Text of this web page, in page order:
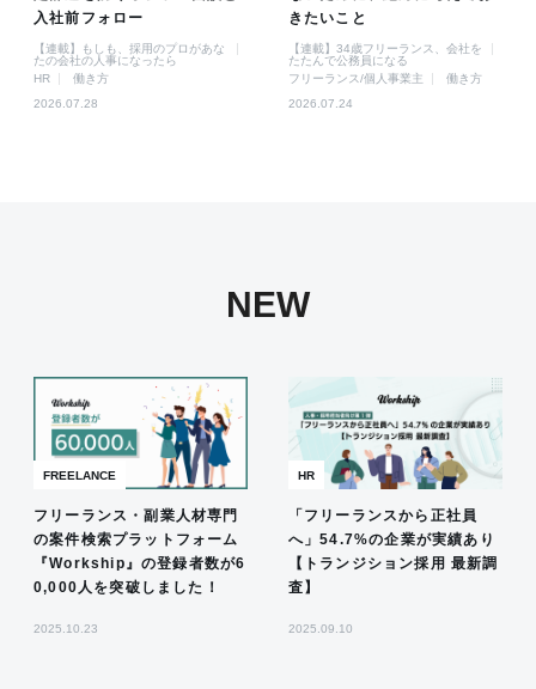
入社前フォロー
【連載】もしも、採用のプロがあな
たの会社の人事になったら
HR
働き方
2026.07.28
きたいこと
【連載】34歳フリーランス、会社を
たたんで公務員になる
フリーランス/個人事業主
働き方
2026.07.24
NEW
FREELANCE
フリーランス・副業人材専門
の案件検索プラットフォーム
『Workship』の登録者数が6
0,000人を突破しました！
2025.10.23
HR
「フリーランスから正社員
へ」54.7%の企業が実績あり
【トランジション採用 最新調
査】
2025.09.10